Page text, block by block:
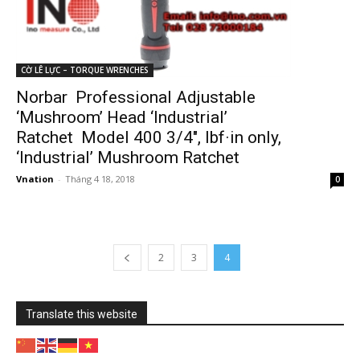
CỜ LÊ LỰC – TORQUE WRENCHES
Norbar Professional Adjustable
‘Mushroom’ Head ‘Industrial’
Ratchet Model 400 3/4″, lbf·in only,
‘Industrial’ Mushroom Ratchet
Vnation - Tháng 4 18, 2018 0
2 3 4
Translate this website